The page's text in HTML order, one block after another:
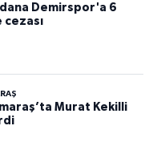
Demirspor'a 6
cezası
Murat Kekilli